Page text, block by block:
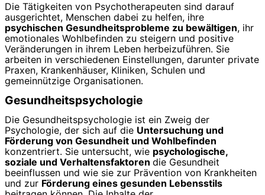
Die Tätigkeiten von Psychotherapeuten sind darauf
ausgerichtet, Menschen dabei zu helfen, ihre
psychischen Gesundheitsprobleme zu bewältigen, ihr
emotionales Wohlbefinden zu steigern und positive
Veränderungen in ihrem Leben herbeizuführen. Sie
arbeiten in verschiedenen Einstellungen, darunter private
Praxen, Krankenhäuser, Kliniken, Schulen und
gemeinnützige Organisationen.
Gesundheitspsychologie
Die Gesundheitspsychologie ist ein Zweig der
Psychologie, der sich auf die Untersuchung und
Förderung von Gesundheit und Wohlbefinden
konzentriert. Sie untersucht, wie psychologische,
soziale und Verhaltensfaktoren die Gesundheit
beeinflussen und wie sie zur Prävention von Krankheiten
und zur Förderung eines gesunden Lebensstils